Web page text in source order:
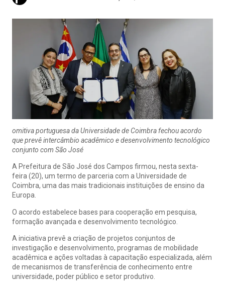
omitiva portuguesa da Universidade de Coimbra fechou acordo
que prevê intercâmbio acadêmico e desenvolvimento tecnológico
conjunto com São José
A Prefeitura de São José dos Campos firmou, nesta sexta-
feira (20), um termo de parceria com a Universidade de
Coimbra, uma das mais tradicionais instituições de ensino da
Europa.
O acordo estabelece bases para cooperação em pesquisa,
formação avançada e desenvolvimento tecnológico.
A iniciativa prevê a criação de projetos conjuntos de
investigação e desenvolvimento, programas de mobilidade
acadêmica e ações voltadas à capacitação especializada, além
de mecanismos de transferência de conhecimento entre
universidade, poder público e setor produtivo.